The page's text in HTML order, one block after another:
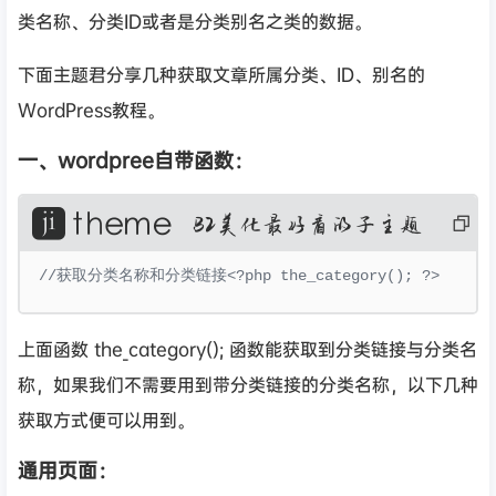
类名称、分类ID或者是分类别名之类的数据。
下面主题君分享几种获取文章所属分类、ID、别名的
WordPress教程。
一、wordpree自带函数：
码
//获取分类名称和分类链接<?php the_category(); ?>
上面函数 the_category(); 函数能获取到分类链接与分类名
称，如果我们不需要用到带分类链接的分类名称，以下几种
获取方式便可以用到。
通用页面：